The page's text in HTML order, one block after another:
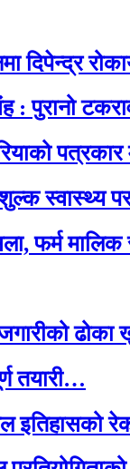
दिपेन्द्र
पुरानो
स्वास्थ्य
फर्म मालिक
तयारी…
इतिहासको